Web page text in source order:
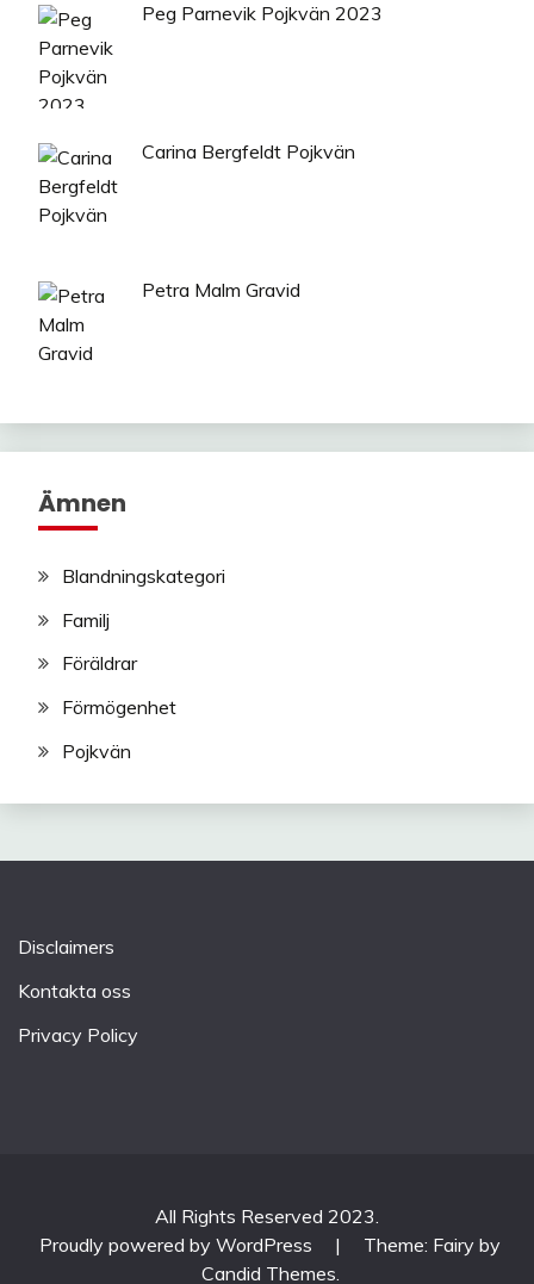
Peg Parnevik Pojkvän 2023
Carina Bergfeldt Pojkvän
Petra Malm Gravid
Ämnen
Blandningskategori
Familj
Föräldrar
Förmögenhet
Pojkvän
Disclaimers
Kontakta oss
Privacy Policy
All Rights Reserved 2023.
Proudly powered by WordPress
|
Theme: Fairy by
Candid Themes.